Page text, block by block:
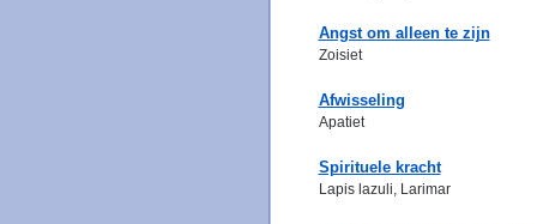
Angst om alleen te zijn
Zoisiet
Afwisseling
Apatiet
Spirituele kracht
Lapis lazuli, Larimar